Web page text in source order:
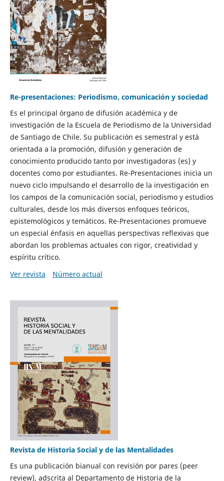
Re-presentaciones: Periodismo, comunicación y sociedad
Es el principal órgano de difusión académica y de
investigación de la Escuela de Periodismo de la Universidad
de Santiago de Chile. Su publicación es semestral y está
orientada a la promoción, difusión y generación de
conocimiento producido tanto por investigadoras (es) y
docentes como por estudiantes. Re-Presentaciones inicia un
nuevo ciclo impulsando el desarrollo de la investigación en
los campos de la comunicación social, periodismo y estudios
culturales, desde los más diversos enfoques teóricos,
epistemológicos y temáticos. Re-Presentaciones promueve
un especial énfasis en aquellas perspectivas reflexivas que
abordan los problemas actuales con rigor, creatividad y
espíritu crítico.
Ver revista
Número actual
Revista de Historia Social y de las Mentalidades
Es una publicación bianual con revisión por pares (peer
review), adscrita al Departamento de Historia de la